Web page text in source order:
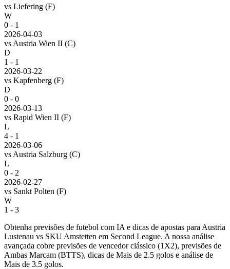
vs Liefering (F)
W
0 - 1
2026-04-03
vs Austria Wien II (C)
D
1 - 1
2026-03-22
vs Kapfenberg (F)
D
0 - 0
2026-03-13
vs Rapid Wien II (F)
L
4 - 1
2026-03-06
vs Austria Salzburg (C)
L
0 - 2
2026-02-27
vs Sankt Polten (F)
W
1 - 3
Obtenha previsões de futebol com IA e dicas de apostas para Austria
Lustenau vs SKU Amstetten em Second League. A nossa análise
avançada cobre previsões de vencedor clássico (1X2), previsões de
Ambas Marcam (BTTS), dicas de Mais de 2.5 golos e análise de
Mais de 3.5 golos.